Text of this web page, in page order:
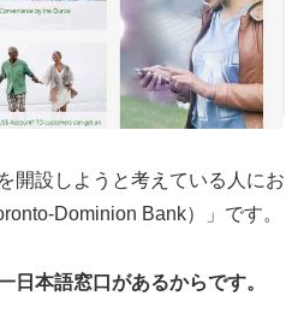
開設しようと考えている人にお
Dominion Bank）」です。
日本語窓口があるからです。